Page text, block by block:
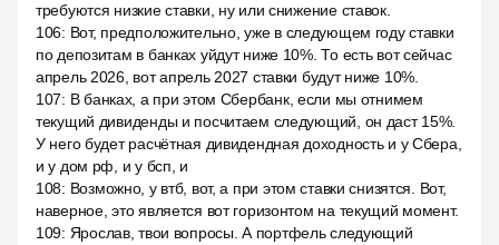
требуются низкие ставки, ну или снижение ставок.
106: Вот, предположительно, уже в следующем году ставки
по депозитам в банках уйдут ниже 10%. То есть вот сейчас
апрель 2026, вот апрель 2027 ставки будут ниже 10%.
107: В банках, а при этом Сбербанк, если мы отнимем
текущий дивиденды и посчитаем следующий, он даст 15%.
У него будет расчётная дивидендная доходность и у Сбера,
и у дом рф, и у бсп, и
108: Возможно, у втб, вот, а при этом ставки снизятся. Вот,
наверное, это является вот горизонтом на текущий момент.
109: Ярослав, твои вопросы. А портфель следующий